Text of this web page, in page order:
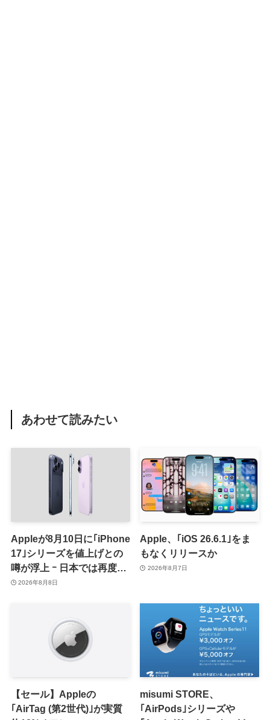
あわせて読みたい
Appleが8月10日に｢iPhone
17｣シリーズを値上げとの
噂が浮上 ｰ 日本では再度値
上げの可能性も?!
2026年8月8日
Apple、｢iOS 26.6.1｣をま
もなくリリースか
2026年8月7日
【セール】Appleの
｢AirTag (第2世代)｣が実質
misumi STORE、
｢AirPods｣シリーズや